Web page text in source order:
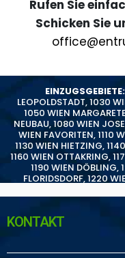
Rufen Sie
Schicken Sie
EINZUGSGEBIETE:
LEOPOLDSTADT,1030
1050 WIEN
NEUBAU,1080 WIEN
WIEN FAVORITEN,1110
1130 WIEN HIETZING,
1160 WIEN OTTAKRING,
1190 WIEN DÖBLING,
FLORIDSDORF,1220
KONTAKT